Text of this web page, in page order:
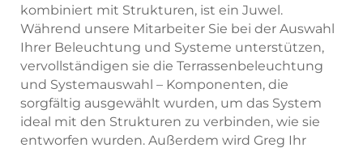
kombiniert mit Strukturen, ist ein Juwel.
Während unsere Mitarbeiter Sie bei der Auswahl
Ihrer Beleuchtung und Systeme unterstützen,
vervollständigen sie die Terrassenbeleuchtung
und Systemauswahl – Komponenten, die
sorgfältig ausgewählt wurden, um das System
ideal mit den Strukturen zu verbinden, wie sie
entworfen wurden. Außerdem wird Greg Ihr